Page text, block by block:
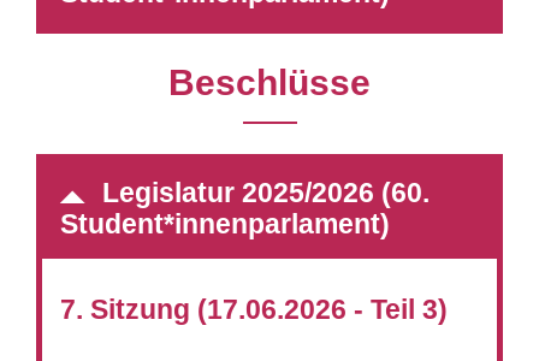
Beschlüsse
Legislatur 2025/2026 (60.
Student*innenparlament)
7. Sitzung (17.06.2026 - Teil 3)